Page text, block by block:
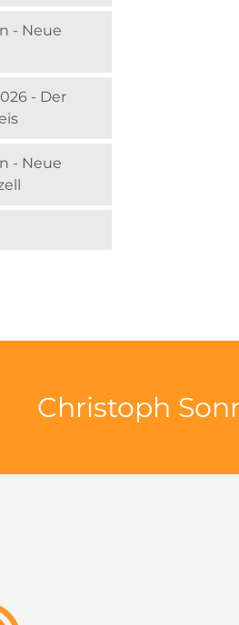
- Neue
- Der
- Neue
Christoph